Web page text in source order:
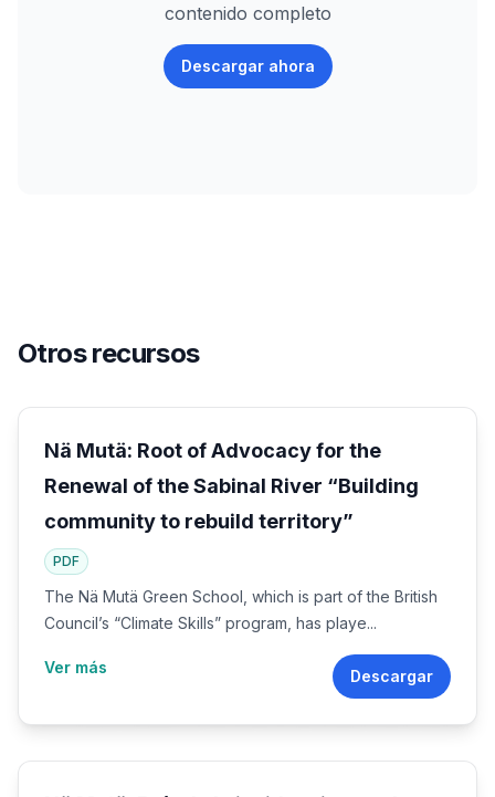
contenido completo
Descargar ahora
Otros recursos
Nä Mutä: Root of Advocacy for the
Renewal of the Sabinal River “Building
community to rebuild territory”
PDF
The Nä Mutä Green School, which is part of the British
Council’s “Climate Skills” program, has playe...
Ver más Descargar